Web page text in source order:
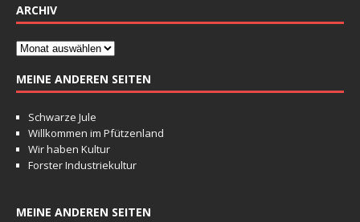
ARCHIV
MEINE ANDEREN SEITEN
Schwarze Jule
Willkommen im Pfützenland
Wir haben Kultur
Forster Industriekultur
MEINE ANDEREN SEITEN